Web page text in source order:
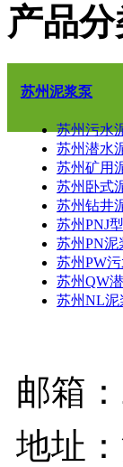
产品
苏州泥浆泵
苏州污水
苏州潜水
苏州矿用
苏州卧式
苏州钻井
苏州PNJ
苏州PN泥
苏州PW
苏州QW
苏州NL泥
邮箱
地址